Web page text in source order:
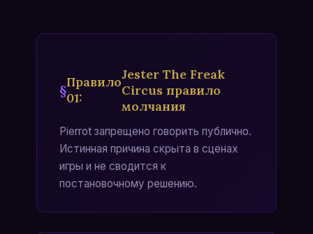
Правило
01:
Jester The Freak
Circus правило
молчания
Pierrot запрещено говорить публично.
Истинная причина скрыта в сценах
игры и не сводится к
постановочному решению.